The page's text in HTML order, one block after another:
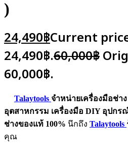
)
24,490฿Current
24,490฿.60,000฿
60,000฿.
Talaytools จำหน่ายเครื่องมือช่า
อุตสาหกรรม เครื่องมือ DIY อุปกร
ช่างของแท้ 100% นึกถึง Talaytools
คุณ